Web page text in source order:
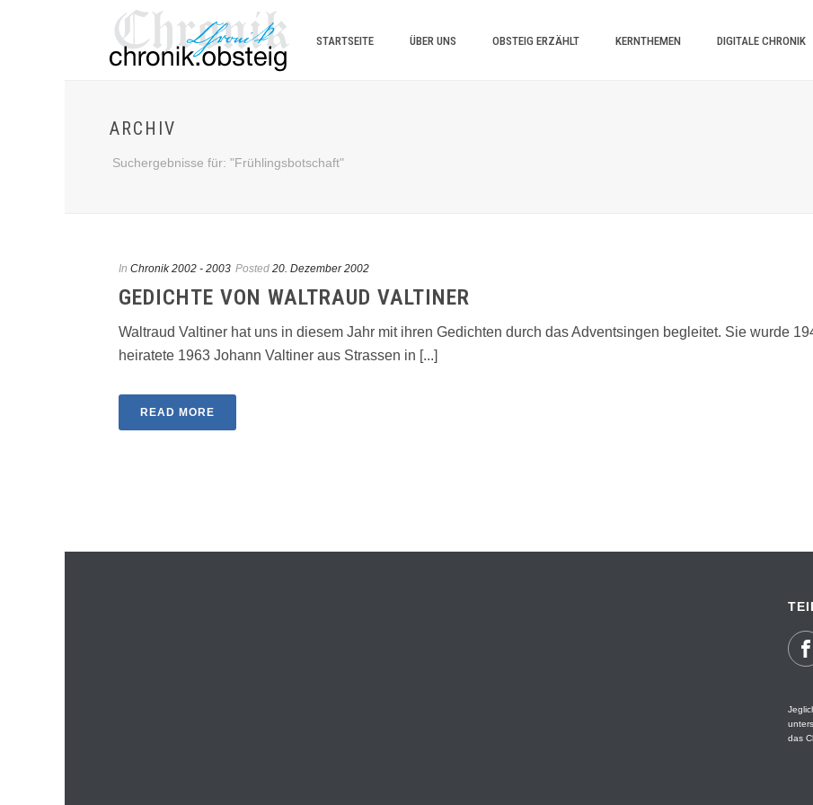
STARTSEITE ÜBER UNS OBSTEIG ERZÄHLT KERNTHEMEN DIGITALE CHRONIK
ARCHIV
Suchergebnisse für: "Frühlingsbotschaft"
In Chronik 2002 - 2003 Posted 20. Dezember 2002
GEDICHTE VON WALTRAUD VALTINER
Waltraud Valtiner hat uns in diesem Jahr mit ihren Gedichten durch das Adventsingen begleitet. Sie wurde
heiratete 1963 Johann Valtiner aus Strassen in [...]
READ MORE
das